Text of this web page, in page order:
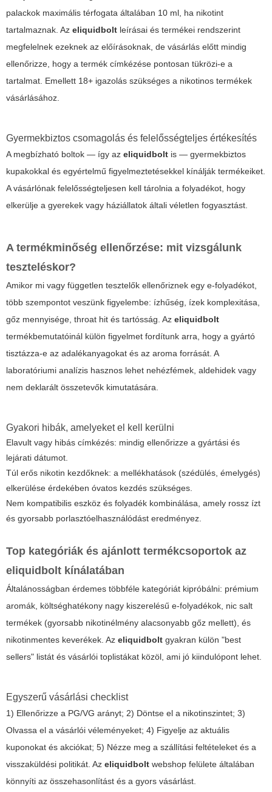
palackok maximális térfogata általában 10 ml, ha nikotint
tartalmaznak. Az eliquidbolt leírásai és termékei rendszerint
megfelelnek ezeknek az előírásoknak, de vásárlás előtt mindig
ellenőrizze, hogy a termék címkézése pontosan tükrözi-e a
tartalmat. Emellett 18+ igazolás szükséges a nikotinos termékek
vásárlásához.
Gyermekbiztos csomagolás és felelősségteljes értékesítés
A megbízható boltok — így az eliquidbolt is — gyermekbiztos
kupakokkal és egyértelmű figyelmeztetésekkel kínálják termékeiket.
A vásárlónak felelősségteljesen kell tárolnia a folyadékot, hogy
elkerülje a gyerekek vagy háziállatok általi véletlen fogyasztást.
A termékminőség ellenőrzése: mit vizsgálunk
teszteléskor?
Amikor mi vagy független tesztelők ellenőriznek egy e-folyadékot,
több szempontot veszünk figyelembe: ízhűség, ízek komplexitása,
gőz mennyisége, throat hit és tartósság. Az eliquidbolt
termékbemutatóinál külön figyelmet fordítunk arra, hogy a gyártó
tisztázza-e az adalékanyagokat és az aroma forrását. A
laboratóriumi analízis hasznos lehet nehézfémek, aldehidek vagy
nem deklarált összetevők kimutatására.
Gyakori hibák, amelyeket el kell kerülni
Elavult vagy hibás címkézés: mindig ellenőrizze a gyártási és
lejárati dátumot.
Túl erős nikotin kezdőknek: a mellékhatások (szédülés, émelygés)
elkerülése érdekében óvatos kezdés szükséges.
Nem kompatibilis eszköz és folyadék kombinálása, amely rossz ízt
és gyorsabb porlasztóelhasználódást eredményez.
Top kategóriák és ajánlott termékcsoportok az
eliquidbolt kínálatában
Általánosságban érdemes többféle kategóriát kipróbálni: prémium
aromák, költséghatékony nagy kiszerelésű e-folyadékok, nic salt
termékek (gyorsabb nikotinélmény alacsonyabb gőz mellett), és
nikotinmentes keverékek. Az eliquidbolt gyakran külön "best
sellers" listát és vásárlói toplistákat közöl, ami jó kiindulópont lehet.
Egyszerű vásárlási checklist
1) Ellenőrizze a PG/VG arányt; 2) Döntse el a nikotinszintet; 3)
Olvassa el a vásárlói véleményeket; 4) Figyelje az aktuális
kuponokat és akciókat; 5) Nézze meg a szállítási feltételeket és a
visszaküldési politikát. Az eliquidbolt webshop felülete általában
könnyíti az összehasonlítást és a gyors vásárlást.